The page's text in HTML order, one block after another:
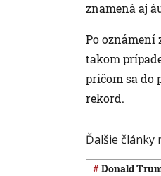
znamená aj
Po oznámení
takom
pričom sa do
rekord.
Ďalšie články
Donald